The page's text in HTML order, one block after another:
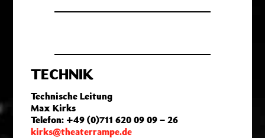
TECHNIK
Technische Leitung
Max Kirks
Telefon: +49 (0)711 620 09 09 – 26
kirks@theaterrampe.de